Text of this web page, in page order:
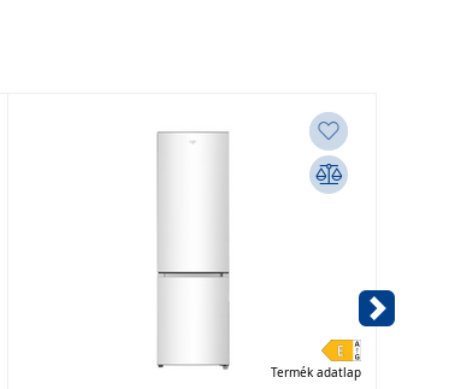
Termék adatlap